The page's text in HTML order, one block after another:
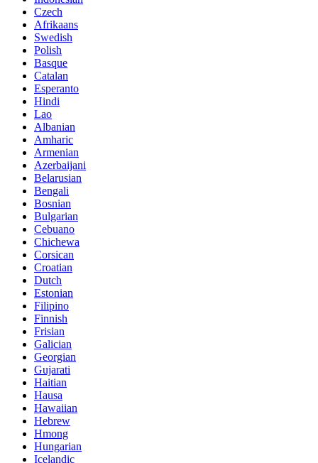
Czech
Afrikaans
Swedish
Polish
Basque
Catalan
Esperanto
Hindi
Lao
Albanian
Amharic
Armenian
Azerbaijani
Belarusian
Bengali
Bosnian
Bulgarian
Cebuano
Chichewa
Corsican
Croatian
Dutch
Estonian
Filipino
Finnish
Frisian
Galician
Georgian
Gujarati
Haitian
Hausa
Hawaiian
Hebrew
Hmong
Hungarian
Icelandic